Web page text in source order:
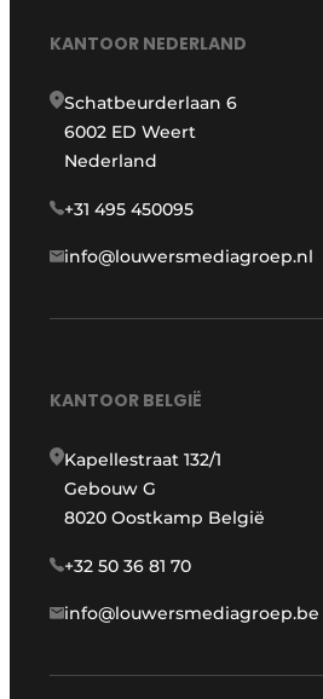
KANTOOR NEDERLAND
Schatbeurderlaan 6
6002 ED Weert
Nederland
+31 495 450095
info@louwersmediagroep.nl
KANTOOR BELGIË
Kapellestraat 132/1
Gebouw G
8020 Oostkamp België
+32 50 36 81 70
info@louwersmediagroep.be